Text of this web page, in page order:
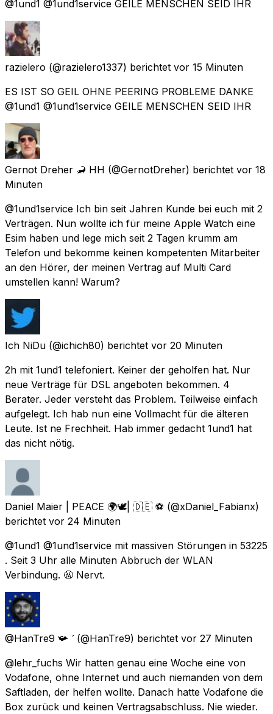
@1und1 @1und1service GEILE MENSCHEN SEID IHR
razielero (@razielero1337) berichtet vor 15 Minuten
ES IST SO GEIL OHNE PEERING PROBLEME DANKE
@1und1 @1und1service GEILE MENSCHEN SEID IHR
Gernot Dreher 🦂 HH (@GernotDreher) berichtet vor 18
Minuten
@1und1service Ich bin seit Jahren Kunde bei euch mit 2
Verträgen. Nun wollte ich für meine Apple Watch eine
Esim haben und lege mich seit 2 Tagen krumm am
Telefon und bekomme keinen kompetenten Mitarbeiter
an den Hörer, der meinen Vertrag auf Multi Card
umstellen kann! Warum?
Ich NiDu (@ichich80) berichtet vor 20 Minuten
2h mit 1und1 telefoniert. Keiner der geholfen hat. Nur
neue Verträge für DSL angeboten bekommen. 4
Berater. Jeder versteht das Problem. Teilweise einfach
aufgelegt. Ich hab nun eine Vollmacht für die älteren
Leute. Ist ne Frechheit. Hab immer gedacht 1und1 hat
das nicht nötig.
Daniel Maier | PEACE 🌍🕊| 🇩🇪 ⚽️ (@xDaniel_Fabianx)
berichtet vor 24 Minuten
@1und1 @1und1service mit massiven Störungen in 53225
. Seit 3 Uhr alle Minuten Abbruch der WLAN
Verbindung. 🤬 Nervt.
@HanTre9 📯  (@HanTre9) berichtet vor 27 Minuten
@lehr_fuchs Wir hatten genau eine Woche eine von
Vodafone, ohne Internet und auch niemanden von dem
Saftladen, der helfen wollte. Danach hatte Vodafone die
Box zurück und keinen Vertragsabschluss. Nie wieder.